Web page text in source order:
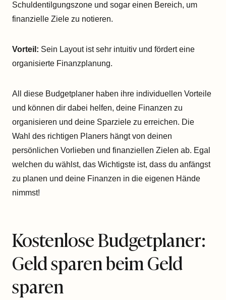
Schuldentilgungszone und sogar einen Bereich, um
finanzielle Ziele zu notieren.
Vorteil: Sein Layout ist sehr intuitiv und fördert eine
organisierte Finanzplanung.
All diese Budgetplaner haben ihre individuellen Vorteile
und können dir dabei helfen, deine Finanzen zu
organisieren und deine Sparziele zu erreichen. Die
Wahl des richtigen Planers hängt von deinen
persönlichen Vorlieben und finanziellen Zielen ab. Egal
welchen du wählst, das Wichtigste ist, dass du anfängst
zu planen und deine Finanzen in die eigenen Hände
nimmst!
Kostenlose Budgetplaner:
Geld sparen beim Geld
sparen